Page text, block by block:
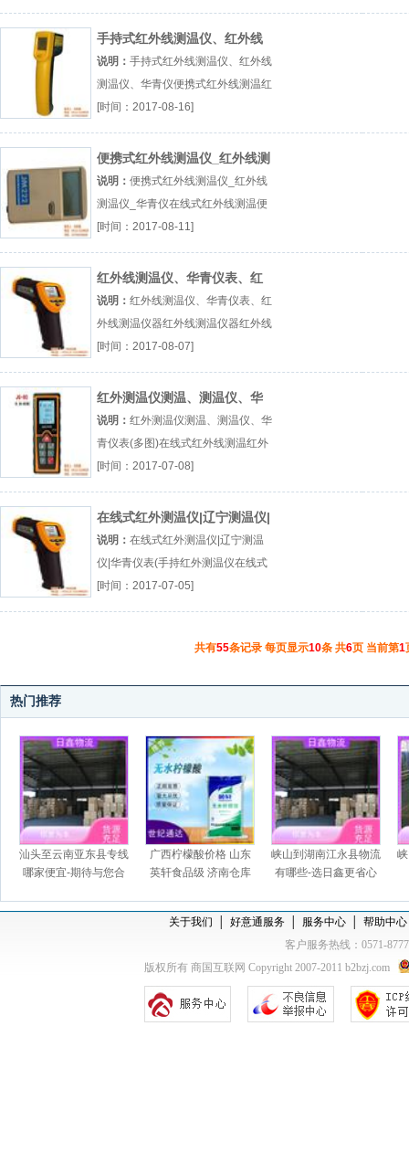
（...『在线式红外线测温』
手持式红外线测温仪、红外线
测温仪、华青仪
说明： 手持式红外线测温仪、红外线
测温仪、华青仪便携式红外线测温红
外线测温仪器手持式红外线测温厂
（...『便携式红外线测温』
[时间：2017-08-16]
便携式红外线测温仪_红外线测
温仪_华青仪
说明： 便携式红外线测温仪_红外线
测温仪_华青仪在线式红外线测温便
携式红外线测温手持式红外线测温厂
（...『在线式红外线测温』
[时间：2017-08-11]
红外线测温仪、华青仪表、红
外线测温仪器
说明： 红外线测温仪、华青仪表、红
外线测温仪器红外线测温仪器红外线
测温仪手持式红外测温仪厂（...『红
外线测温仪器』
[时间：2017-08-07]
红外测温仪测温、测温仪、华
青仪表(多图)
说明： 红外测温仪测温、测温仪、华
青仪表(多图)在线式红外线测温红外
测温仪红外测温仪测温厂（...『在线
式红外线测温』
[时间：2017-07-08]
在线式红外测温仪|辽宁测温仪|
华青仪表(
说明： 在线式红外测温仪|辽宁测温
仪|华青仪表(手持红外测温仪在线式
红外测温仪红外测温仪厂（...『手持
红外测温仪』
[时间：2017-07-05]
共有55条记录 每页显示10条 共6页 当前第1
热门推荐
汕头至云南亚东县专线
哪家便宜-期待与您合
广西柠檬酸价格 山东
英轩食品级 济南仓库
峡山到湖南江永县物流
有哪些-选日鑫更省心
关于我们 好意通服务 服务中心
帮助中心
客户服务热线：0571-
版权所有 商国互联网 Copyright 2007-2011 b2bzj.com